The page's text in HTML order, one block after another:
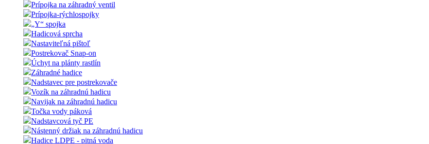
Prípojka na záhradný ventil
Prípojka-rýchlospojky
„Y“ spojka
Hadicová sprcha
Nastaviteľná pištoľ
Postrekovač Snap-on
Úchyt na plánty rastlín
Záhradné hadice
Nadstavec pre postrekovače
Vozík na záhradnú hadicu
Navijak na záhradnú hadicu
Točka vody páková
Nadstavcová tyč PE
Nástenný držiak na záhradnú hadicu
Hadice LDPE - pitná voda